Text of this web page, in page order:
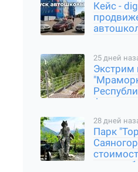
Кейс -
нуля:
25 дней
Экстрим
фото,
28 дней
Парк
часы